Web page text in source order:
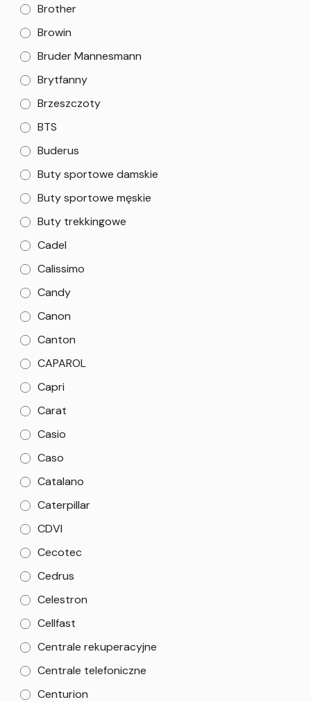
Brother
Browin
Bruder Mannesmann
Brytfanny
Brzeszczoty
BTS
Buderus
Buty sportowe damskie
Buty sportowe męskie
Buty trekkingowe
Cadel
Calissimo
Candy
Canon
Canton
CAPAROL
Capri
Carat
Casio
Caso
Catalano
Caterpillar
CDVI
Cecotec
Cedrus
Celestron
Cellfast
Centrale rekuperacyjne
Centrale telefoniczne
Centurion